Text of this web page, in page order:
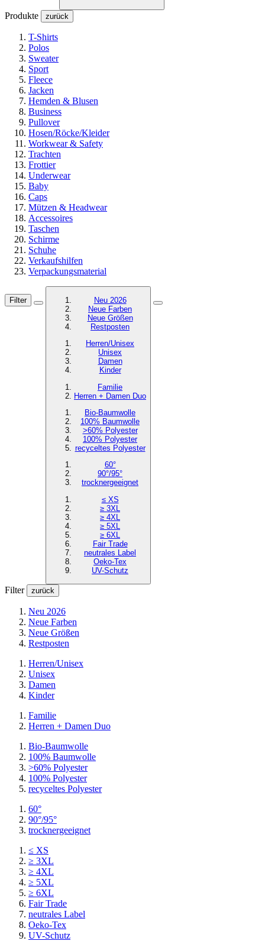
Produkte zurück
T-Shirts
Polos
Sweater
Sport
Fleece
Jacken
Hemden & Blusen
Business
Pullover
Hosen/Röcke/Kleider
Workwear & Safety
Trachten
Frottier
Underwear
Baby
Caps
Mützen & Headwear
Accessoires
Taschen
Schirme
Schuhe
Verkaufshilfen
Verpackungsmaterial
Filter
Neu 2026
Neue Farben
Neue Größen
Restposten
Herren/Unisex
Unisex
Damen
Kinder
Familie
Herren + Damen Duo
Bio-Baumwolle
100% Baumwolle
>60% Polyester
100% Polyester
recyceltes Polyester
60°
90°/95°
trocknergeeignet
≤ XS
≥ 3XL
≥ 4XL
≥ 5XL
≥ 6XL
Fair Trade
neutrales Label
Oeko-Tex
UV-Schutz
Filter zurück
Neu 2026
Neue Farben
Neue Größen
Restposten
Herren/Unisex
Unisex
Damen
Kinder
Familie
Herren + Damen Duo
Bio-Baumwolle
100% Baumwolle
>60% Polyester
100% Polyester
recyceltes Polyester
60°
90°/95°
trocknergeeignet
≤ XS
≥ 3XL
≥ 4XL
≥ 5XL
≥ 6XL
Fair Trade
neutrales Label
Oeko-Tex
UV-Schutz